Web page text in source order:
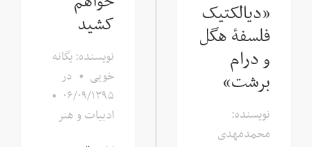
کشید
نویسنده: یگانه
خویی • در
۰۶/۰۹/۱۳۹۵ •
ادبیات و هنر
«دیالکتیک
فلسفۀ هگل
و درام
برشت»
نویسنده:
محمدمهدی